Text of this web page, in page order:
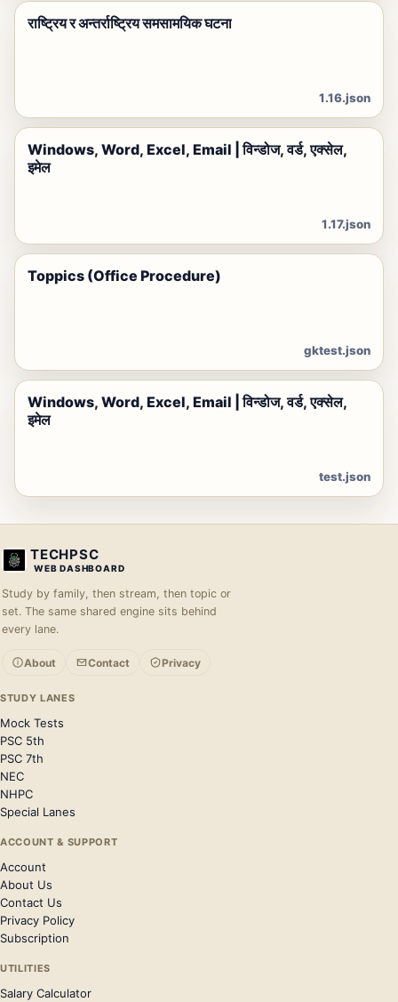
राष्ट्रिय र अन्तर्राष्ट्रिय समसामयिक घटना
1.16.json
Windows, Word, Excel, Email | विन्डोज, वर्ड, एक्सेल,
इमेल
1.17.json
Toppics (Office Procedure)
gktest.json
Windows, Word, Excel, Email | विन्डोज, वर्ड, एक्सेल,
इमेल
test.json
TECHPSC
WEB DASHBOARD
Study by family, then stream, then topic or
set. The same shared engine sits behind
every lane.
About Contact Privacy
STUDY LANES
Mock Tests
PSC 5th
PSC 7th
NEC
NHPC
Special Lanes
ACCOUNT & SUPPORT
Account
About Us
Contact Us
Privacy Policy
Subscription
UTILITIES
Salary Calculator